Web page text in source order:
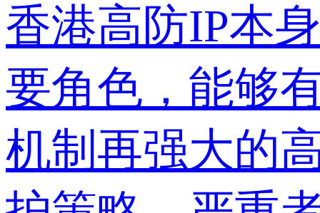
香港高防IP本
要角色，能够
机制再强大的